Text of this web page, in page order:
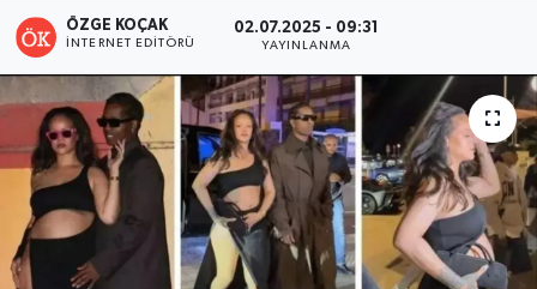
ÖZGE KOÇAK
İNTERNET EDITÖRÜ
02.07.2025 - 09:31
YAYINLANMA
Spor
Sağlık
Teknoloji
Turizm
Kültür - Sanat
Tüm Manşetler
Son Dakika Haberleri
Haber Arşivi